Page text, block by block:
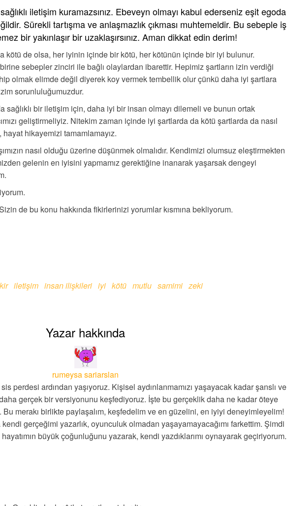
iletişim kuramazsınız. Ebeveyn olmayı kabul ederseniz eşit egoda
Sürekli tartışma ve anlaşmazlık çıkması muhtemeldir. Bu sebeple iş
bir yakınlaşır bir uzaklaşırsınız. Aman dikkat edin derim!
kötü de olsa, her iyinin içinde bir kötü, her kötünün içinde bir iyi bulunur.
sebepler zinciri ile bağlı olaylardan ibarettir. Hepimiz şartların izin verdiği
olmak elimde değil diyerek koy vermek tembellik olur çünkü daha iyi şartlara
sorunluluğumuzdur.
sağlıklı bir iletişim için, daha iyi bir insan olmayı dilemeli ve bunun ortak
geliştirmeliyiz. Nitekim zaman içinde iyi şartlarda da kötü şartlarda da nasıl
hayat hikayemizi tamamlamayız.
nasıl olduğu üzerine düşünmek olmalıdır. Kendimizi olumsuz eleştirmekten
gelenin en iyisini yapmamız gerektiğine inanarak yaşarsak dengeyi
de bu konu hakkında fikirlerinizi yorumlar kısmına bekliyorum.
iletişim insan ilişkileri iyi kötü mutlu samimi zeki
Yazar hakkında
rumeysa sariarslan
perdesi ardından yaşıyoruz. Kişisel aydınlanmamızı yaşayacak kadar şanslı ve
gerçek bir versiyonunu keşfediyoruz. İşte bu gerçeklik daha ne kadar öteye
merakı birlikte paylaşalım, keşfedelim ve en güzelini, en iyiyi deneyimleyelim!
kendi gerçeğimi yazarlık, oyunculuk olmadan yaşayamayacağımı farkettim. Şimdi
büyük çoğunluğunu yazarak, kendi yazdıklarımı oynayarak geçiriyorum.